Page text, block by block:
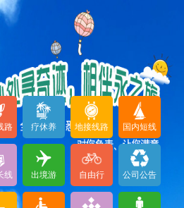
路 疗休养 地接线路 国内短线
线 出境游 自由行 公司公告